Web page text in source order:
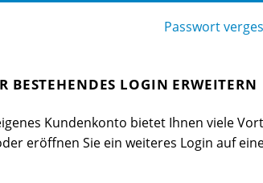
Passwort
BESTEHENDES LOGIN ERWEITERN
Kundenkonto bietet Ihnen viele
eröffnen Sie ein weiteres Login auf